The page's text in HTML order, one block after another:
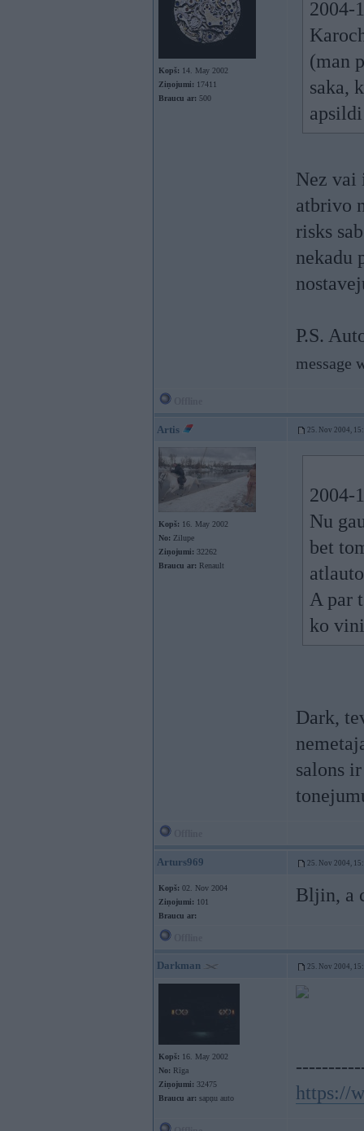
Kopš: 14. May 2002
Ziņojumi: 17411
Braucu ar: 500
2004-
(man
saka,
apsildi
Nez vai
atbrivo
risks
nekadu
P.S.
message
Artis 25. Nov 2004,
Kopš: 16. May 2002
No: Zilupe
Ziņojumi: 32262
Braucu ar: Renault
2004-
Nu
bet
A par
ko
Dark,
salons
Arturs969 25. Nov 2004,
Kopš: 02. Nov 2004
Ziņojumi: 101
Braucu ar:
Bljin, a
Darkman 25. Nov 2004,
Kopš: 16. May 2002
No: Rīga
Ziņojumi: 32475
Braucu ar: sapņu auto
https://